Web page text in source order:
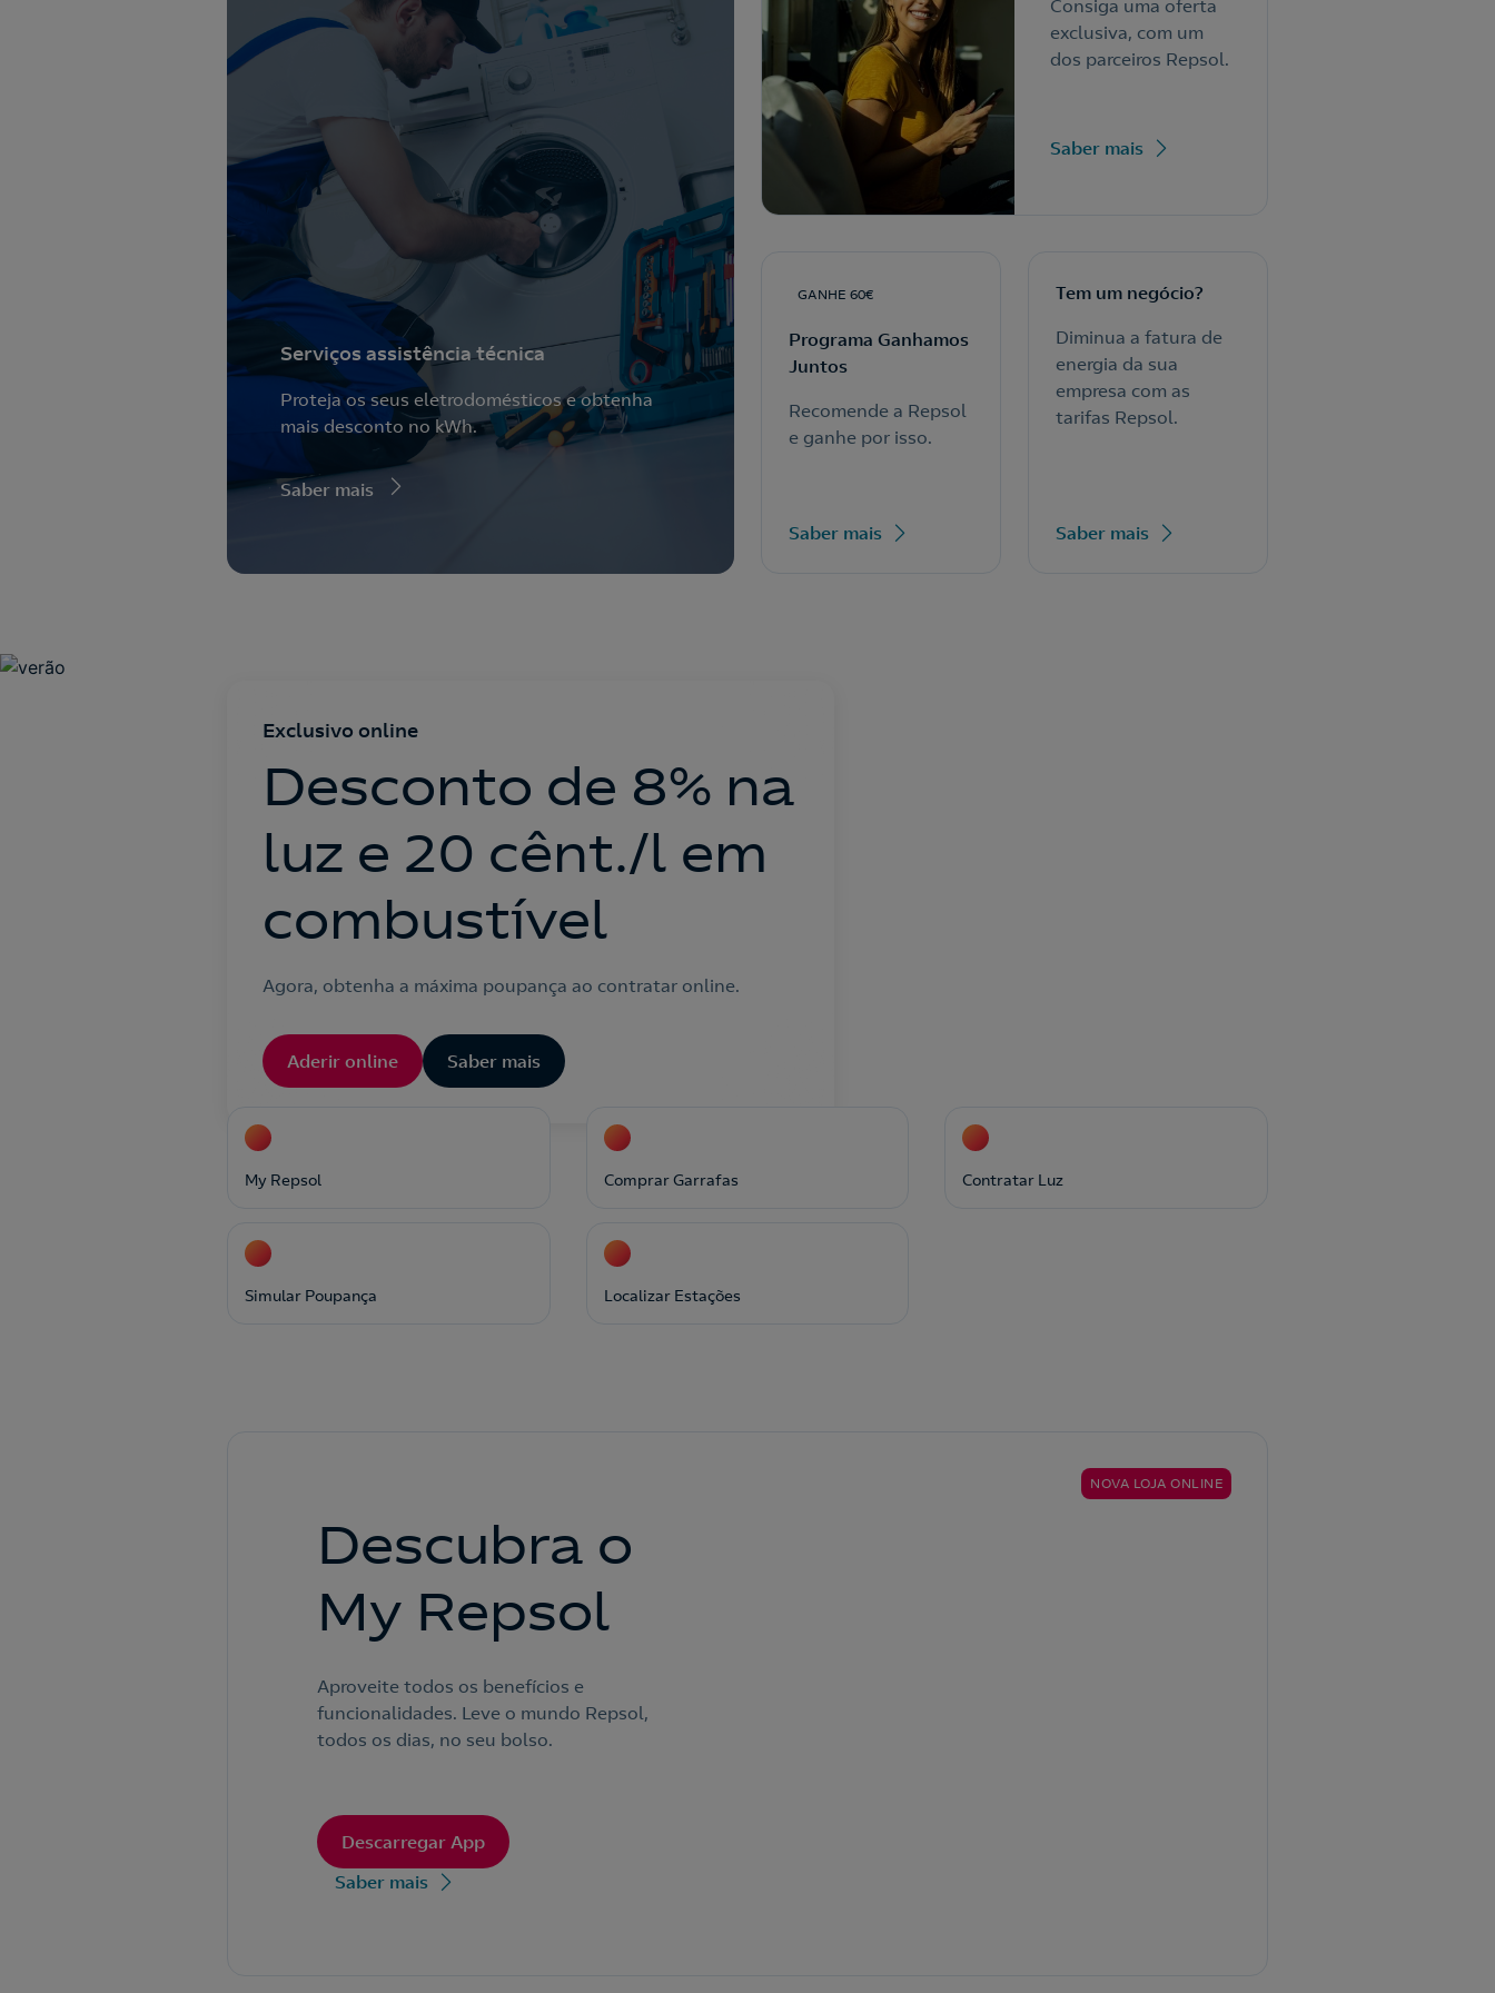
Serviços assistência técnica
Proteja os seus eletrodomésticos e obtenha
mais desconto no kWh.
Saber mais
Consiga uma oferta
exclusiva, com um
dos parceiros Repsol.
Saber mais
GANHE 60€
Programa Ganhamos
Juntos
Recomende a Repsol
e ganhe por isso.
Saber mais
Tem um negócio?
Diminua a fatura de
energia da sua
empresa com as
tarifas Repsol.
Saber mais
Exclusivo online
Desconto de 8% na
luz e 20 cênt./l em
combustível
Agora, obtenha a máxima poupança ao contratar online.
Aderir online Saber mais
My Repsol Comprar Garrafas Contratar Luz
Simular Poupança Localizar Estações
Descubra o
My Repsol
NOVA LOJA ONLINE
Aproveite todos os benefícios e
funcionalidades. Leve o mundo Repsol,
todos os dias, no seu bolso.
Descarregar App
Saber mais